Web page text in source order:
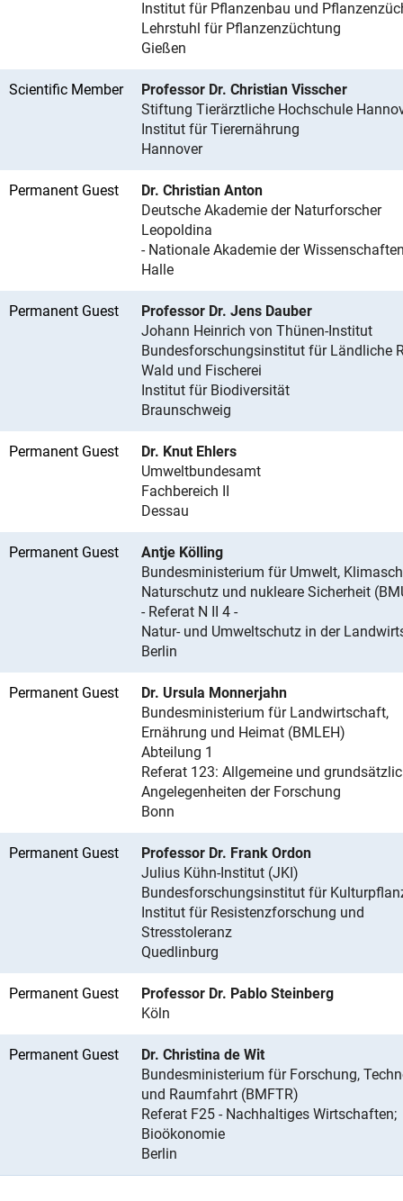
Institut für Pflanzenbau und
Lehrstuhl für Pflanzenzüchtung
Gießen
Scientific Member
Professor Dr. Christian Visscher
Stiftung Tierärztliche Hochschule
Institut für Tierernährung
Hannover
Permanent Guest
Dr. Christian Anton
Deutsche Akademie der Naturforscher
Leopoldina
- Nationale Akademie der
Halle
Permanent Guest
Professor Dr. Jens Dauber
Johann Heinrich von Thünen-Institut
Bundesforschungsinstitut für Ländliche
Wald und Fischerei
Institut für Biodiversität
Braunschweig
Permanent Guest
Dr. Knut Ehlers
Umweltbundesamt
Fachbereich II
Dessau
Permanent Guest
Antje Kölling
Bundesministerium für Umwelt,
Naturschutz und nukleare Sicherheit
- Referat N II 4 -
Natur- und Umweltschutz in der
Berlin
Permanent Guest
Dr. Ursula Monnerjahn
Bundesministerium für Landwirtschaft,
Ernährung und Heimat (BMLEH)
Abteilung 1
Referat 123: Allgemeine und
Angelegenheiten der Forschung
Bonn
Permanent Guest
Professor Dr. Frank Ordon
Julius Kühn-Institut (JKI)
Bundesforschungsinstitut für
Institut für Resistenzforschung und
Stresstoleranz
Quedlinburg
Permanent Guest
Professor Dr. Pablo Steinberg
Köln
Permanent Guest
Dr. Christina de Wit
Bundesministerium für Forschung,
und Raumfahrt (BMFTR)
Referat F25 - Nachhaltiges Wirtschaften;
Bioökonomie
Berlin